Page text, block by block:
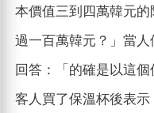
本價值三到四萬韓元
過一百萬韓元？」當
回答：「的確是以這
客人買了保溫杯後表